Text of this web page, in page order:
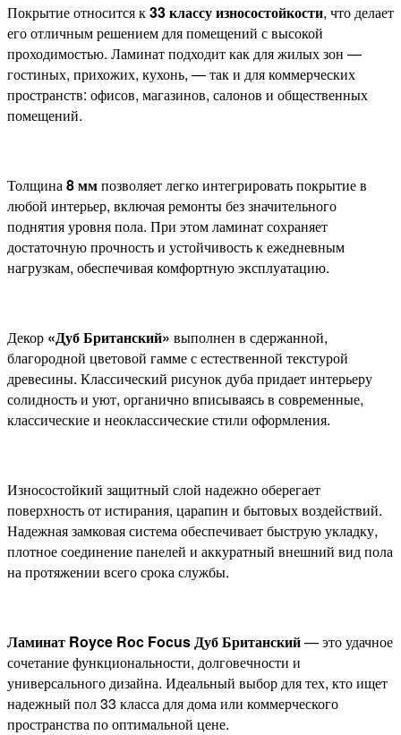
Покрытие относится к33 классу износостойкости, что делает
его отличным решением для помещений с высокой
проходимостью. Ламинат подходит как для жилых зон —
гостиных, прихожих, кухонь, — так и для коммерческих
пространств: офисов, магазинов, салонов и общественных
помещений.
Толщина8 ммпозволяет легко интегрировать покрытие в
любой интерьер, включая ремонты без значительного
поднятия уровня пола. При этом ламинат сохраняет
достаточную прочность и устойчивость к ежедневным
нагрузкам, обеспечивая комфортную эксплуатацию.
Декор «Дуб Британский» выполнен в сдержанной,
благородной цветовой гамме с естественной текстурой
древесины. Классический рисунок дуба придает интерьеру
солидность и уют, органично вписываясь в современные,
классические и неоклассические стили оформления.
Износостойкий защитный слой надежно оберегает
поверхность от истирания, царапин и бытовых воздействий.
Надежная замковая система обеспечивает быструю укладку,
плотное соединение панелей и аккуратный внешний вид пола
на протяжении всего срока службы.
Ламинат Royce Roc Focus Дуб Британский— это удачное
сочетание функциональности, долговечности и
универсального дизайна. Идеальный выбор для тех, кто ищет
надежный пол 33 класса для дома или коммерческого
пространства по оптимальной цене.